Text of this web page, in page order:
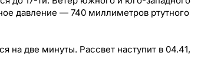
давление — 740 миллиметров ртутного
на две минуты. Рассвет наступит в 04.41,